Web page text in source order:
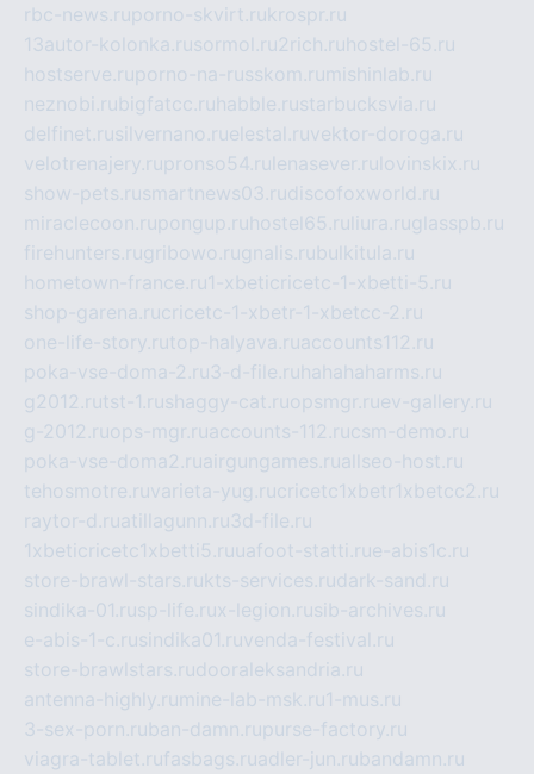
rbc-news.ruporno-skvirt.rukrospr.ru
13autor-kolonka.rusormol.ru2rich.ru hostel-65.ru
hostserve.ruporno-na-russkom.ru mishinlab.ru
neznobi.rubigfatcc.ru habble.rustarbucksvia.ru
delfinet.rusilvernano.ruelestal.ruvektor-doroga.ru
velotrenajery.rupronso54.ru lenasever.ru lovinskix.ru
show-pets.rusmartnews03.rudiscofoxworld.ru
miraclecoon.rupongup.ru hostel65.ru liura.ruglasspb.ru
firehunters.rugribowo.rugnalis.rubulkitula.ru
hometown-france.ru1-xbeticricetc-1-xbetti-5.ru
shop-garena.rucricetc-1-xbetr-1-xbetcc-2.ru
one-life-story.rutop-halyava.ruaccounts112.ru
poka-vse-doma-2.ru3-d-file.ru hahahaharms.ru
g2012.rutst-1.rushaggy-cat.ruopsmgr.ruev-gallery.ru
g-2012.ruops-mgr.ruaccounts-112.rucsm-demo.ru
poka-vse-doma2.ruairgungames.ruallseo-host.ru
tehosmotre.ruvarieta-yug.rucricetc1xbetr1xbetcc2.ru
raytor-d.ruatillagunn.ru3d-file.ru
1xbeticricetc1xbetti5.ruuafoot-statti.rue-abis1c.ru
store-brawl-stars.rukts-services.rudark-sand.ru
sindika-01.rusp-life.rux-legion.rusib-archives.ru
e-abis-1-c.rusindika01.ruvenda-festival.ru
store-brawlstars.rudooraleksandria.ru
antenna-highly.ru mine-lab-msk.ru1-mus.ru
3-sex-porn.ruban-damn.rupurse-factory.ru
viagra-tablet.rufasbags.ruadler-jun.rubandamn.ru